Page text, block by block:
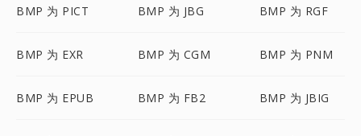
BMP 为 PICT BMP 为 JBG BMP 为 RGF
BMP 为 EXR BMP 为 CGM BMP 为 PNM
BMP 为 EPUB BMP 为 FB2 BMP 为 JBIG